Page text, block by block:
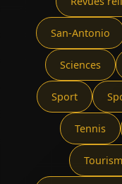
San-Antonio
Sciences
Sport
Tennis